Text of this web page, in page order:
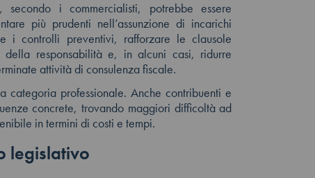
secondo i commercialisti, potrebbe essere
più prudenti nell’assunzione di incarichi
i controlli preventivi, rafforzare le clausole
responsabilità e, in alcuni casi, ridurre
attività di consulenza fiscale.
categoria professionale. Anche contribuenti e
concrete, trovando maggiori difficoltà ad
in termini di costi e tempi.
legislativo